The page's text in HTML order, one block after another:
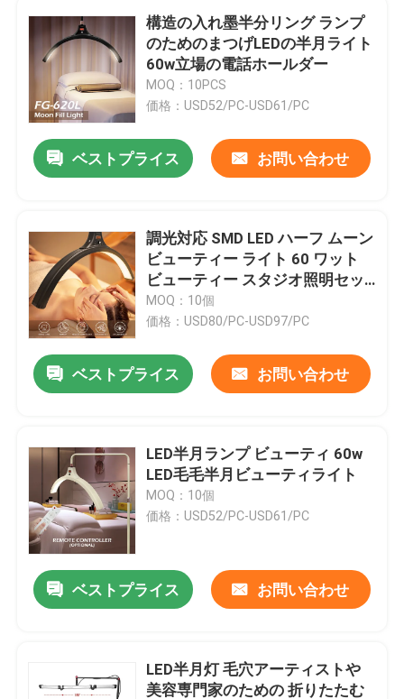
家へ
製品
動画
品質管理
連絡 ください
ニュース
LEDのビデオ スタジオ ライト
構造の入れ墨半分リング ランプ
のためのまつげLEDの半月ライト
60w立場の電話ホールダー
MOQ：10PCS
価格：USD52/PC-USD61/PC
ベストプライス お問い合わせ
調光対応 SMD LED ハーフ ムーン
ビューティー ライト 60 ワット
ビューティー スタジオ照明セッ
ト スキン ケア リング ライト
MOQ：10個
価格：USD80/PC-USD97/PC
ベストプライス お問い合わせ
LED半月ランプ ビューティ 60w
LED毛毛半月ビューティライト
MOQ：10個
価格：USD52/PC-USD61/PC
ベストプライス お問い合わせ
LED半月灯 毛穴アーティストや
美容専門家のための 折りたたむ